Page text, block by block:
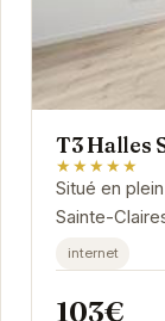
T3 Halles
★★★★★
Situé en
Sainte-
privilégié
internet
103€